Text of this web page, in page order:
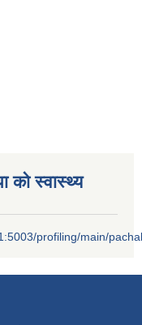
को स्वास्थ्य
profiling/main/pachal